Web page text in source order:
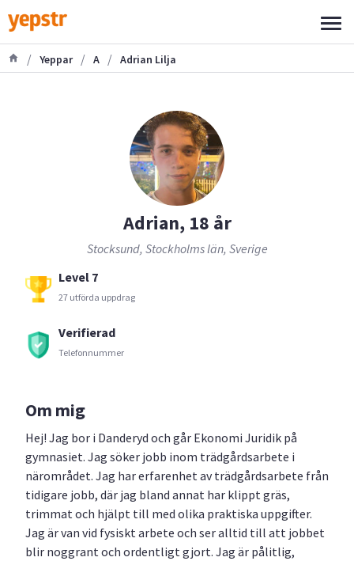
/ Yeppar / A / Adrian Lilja
Adrian, 18 år
Stocksund, Stockholms län, Sverige
Level 7
27 utförda uppdrag
Verifierad
Telefonnummer
Om mig
Hej! Jag bor i Danderyd och går Ekonomi Juridik på
gymnasiet. Jag söker jobb inom trädgårdsarbete i
närområdet. Jag har erfarenhet av trädgårdsarbete från
tidigare jobb, där jag bland annat har klippt gräs,
trimmat och hjälpt till med olika praktiska uppgifter.
Jag är van vid fysiskt arbete och ser alltid till att jobbet
blir noggrant och ordentligt gjort. Jag är pålitlig,